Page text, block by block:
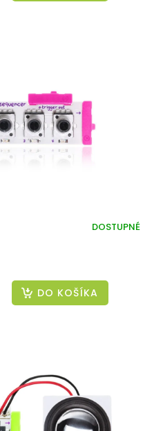
DOSTUPNÉ
DO KOŠÍKA